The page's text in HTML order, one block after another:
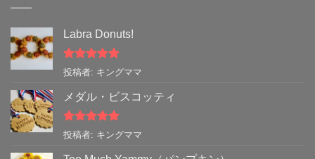
Labra Donuts!
5段階中5の
投稿者: キングママ
メダル・ビスコッティ
5段階中5の
投稿者: キングママ